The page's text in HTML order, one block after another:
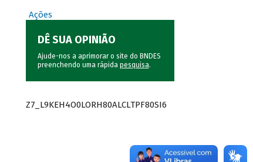
Ações
DÊ SUA OPINIÃO
Ajude-nos a aprimorar o site do BNDES
preenchendo uma rápida pesquisa.
Z7_L9KEH4O0LORH80ALCLTPF80SI6